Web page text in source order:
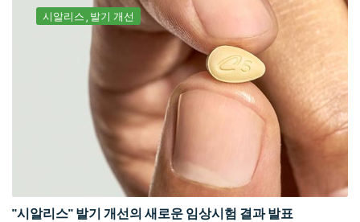
시알리스 발기 개선
"시알리스" 발기 개선의 새로운 임상시험 결과 발표